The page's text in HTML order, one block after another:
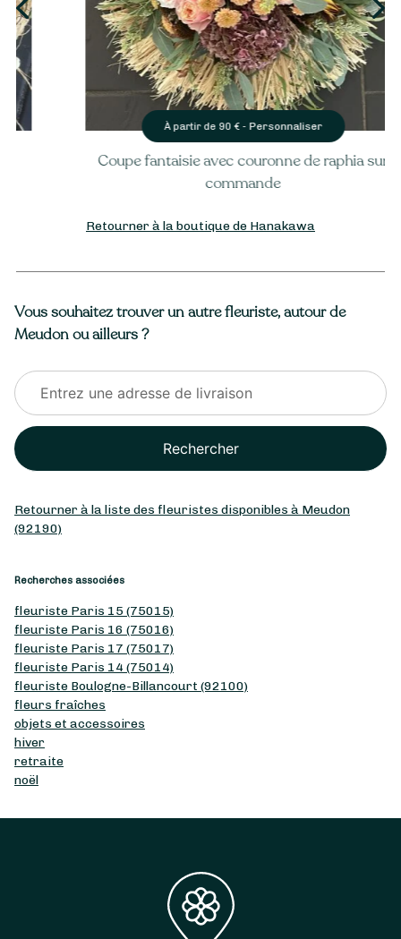
À partir de90€ -Personnaliser
Coupe fantaisie avec couronne de raphia sur
commande
Retourner à la boutique de Hanakawa
Vous souhaitez trouver un autre fleuriste, autour de
Meudon ou ailleurs ?
Rechercher
Retourner à la liste des fleuristes disponibles à Meudon
(92190)
Recherches associées
fleuriste Paris 15 (75015)
fleuriste Paris 16 (75016)
fleuriste Paris 17 (75017)
fleuriste Paris 14 (75014)
fleuriste Boulogne-Billancourt (92100)
fleurs fraîches
objets et accessoires
hiver
retraite
noël